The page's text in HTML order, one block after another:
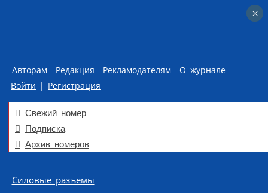
Авторам Редакция Рекламодателям
О журнале
Войти | Регистрация
Свежий номер
Подписка
Архив номеров
Skip to content
Силовые разъемы
×
×